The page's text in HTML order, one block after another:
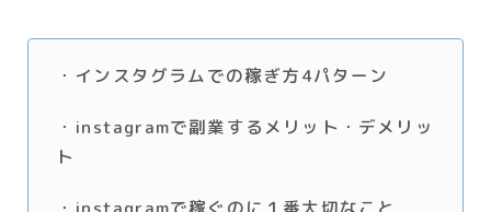
・インスタグラムでの稼ぎ方4パターン
・instagramで副業するメリット・デメリッ
ト